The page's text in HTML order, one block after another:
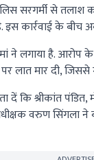
सरगर्मी से तलाश
इस कार्रवाई के
ने लगाया है.
लात मार दी, जिससे
कि श्रीकांत
वरुण सिंगला ने